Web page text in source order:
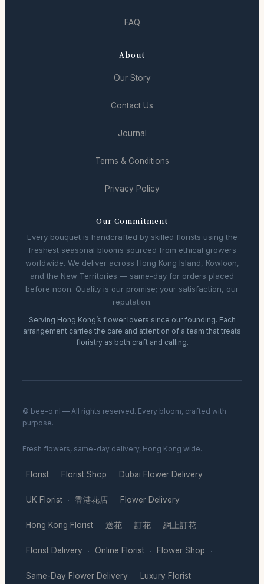
FAQ
About
Our Story
Contact Us
Journal
Terms & Conditions
Privacy Policy
Our Commitment
Every bouquet is handcrafted by skilled florists using the
freshest seasonal blooms sourced from ethical growers
worldwide. We deliver across Hong Kong Island, Kowloon,
and the New Territories — same-day for orders placed
before noon. Quality is our promise; your satisfaction, our
reputation.
Serving Hong Kong’s flower lovers since our founding. Each
arrangement carries the care and attention of a team that treats
floristry as both craft and calling.
© bee-o.nl — All rights reserved. Every bloom, crafted with
purpose.
Fresh flowers, same-day delivery, Hong Kong wide.
Florist · Florist Shop · Dubai Flower Delivery ·
UK Florist · 香港花店 · Flower Delivery ·
Hong Kong Florist · 送花 · 訂花 · 網上訂花 ·
Florist Delivery · Online Florist · Flower Shop ·
Same-Day Flower Delivery · Luxury Florist ·